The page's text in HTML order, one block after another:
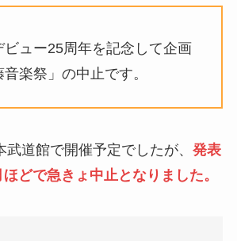
ビュー25周年を記念して企画
楽祭」の中止です。
道館で開催予定でしたが、 発表
どで急きょ中止となりました。